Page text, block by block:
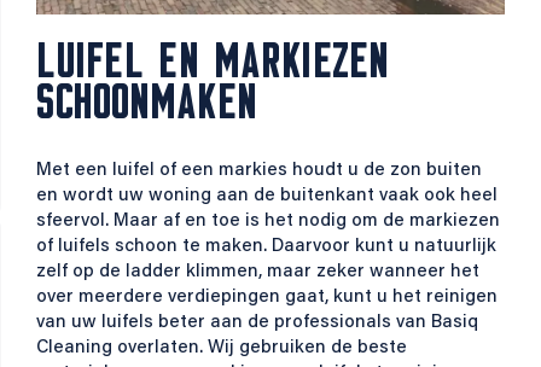
LUIFEL EN MARKIEZEN
SCHOONMAKEN
Met een luifel of een markies houdt u de zon buiten
en wordt uw woning aan de buitenkant vaak ook heel
sfeervol. Maar af en toe is het nodig om de markiezen
of luifels schoon te maken. Daarvoor kunt u natuurlijk
zelf op de ladder klimmen, maar zeker wanneer het
over meerdere verdiepingen gaat, kunt u het reinigen
van uw luifels beter aan de professionals van Basiq
Cleaning overlaten. Wij gebruiken de beste